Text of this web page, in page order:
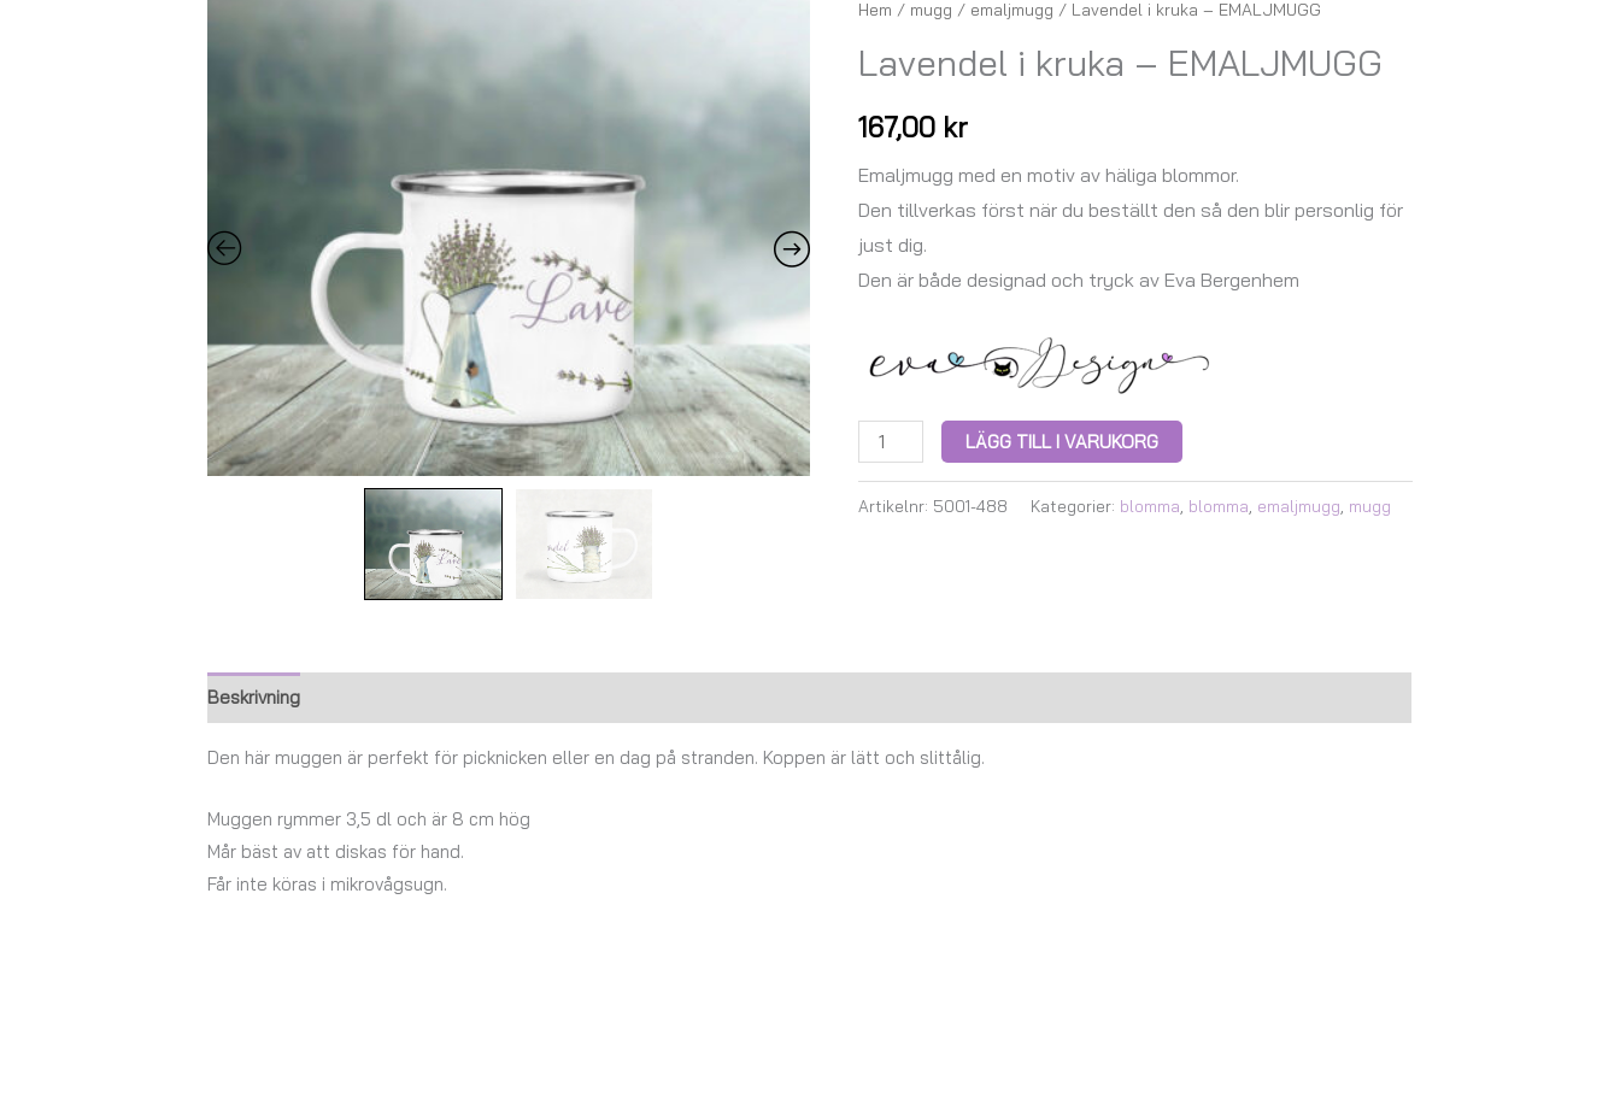
Hem / mugg / emaljmugg / Lavendel i kruka – EMALJMUGG
Lavendel i kruka – EMALJMUGG
167,00 kr
Emaljmugg med en motiv av häliga blommor.
Den tillverkas först när du beställt den så den blir personlig för
just dig.
Den är både designad och tryck av Eva Bergenhem
Lavendel
kruka
EMALJMUGG
mängd
LÄGG TILL I VARUKORG
Artikelnr: 5001-488 Kategorier: blomma blomma emaljmugg mugg
Beskrivning
Den här muggen är perfekt för picknicken eller en dag på stranden. Koppen är lätt och slittålig.
Muggen rymmer 3,5 dl och är 8 cm hög
Mår bäst av att diskas för hand.
Får inte köras i mikrovågsugn.